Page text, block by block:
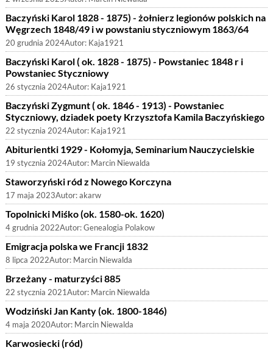
Baczyński Karol 1828 - 1875) - żołnierz legionów polskich na
Węgrzech 1848/49 i w powstaniu styczniowym 1863/64
20 grudnia 2024Autor: Kaja1921
Baczyński Karol ( ok. 1828 - 1875) - Powstaniec 1848 r i
Powstaniec Styczniowy
26 stycznia 2024Autor: Kaja1921
Baczyński Zygmunt ( ok. 1846 - 1913) - Powstaniec
Styczniowy, dziadek poety Krzysztofa Kamila Baczyńskiego
22 stycznia 2024Autor: Kaja1921
Abiturientki 1929 - Kołomyja, Seminarium Nauczycielskie
19 stycznia 2024Autor: Marcin Niewalda
Staworzyński ród z Nowego Korczyna
17 maja 2023Autor:akarw
Topolnicki Miśko (ok. 1580-ok. 1620)
4 grudnia 2022Autor:Genealogia Polakow
Emigracja polska we Francji 1832
8 lipca 2022Autor: Marcin Niewalda
Brzeżany - maturzyści 885
22 stycznia 2021Autor: Marcin Niewalda
Wodziński Jan Kanty (ok. 1800-1846)
4 maja 2020Autor: Marcin Niewalda
Karwosiecki (ród)